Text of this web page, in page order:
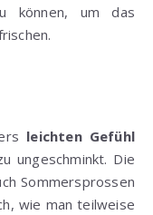
können, um das
leichten Gefühl
ungeschminkt. Die
Sommersprossen
wie man teilweise